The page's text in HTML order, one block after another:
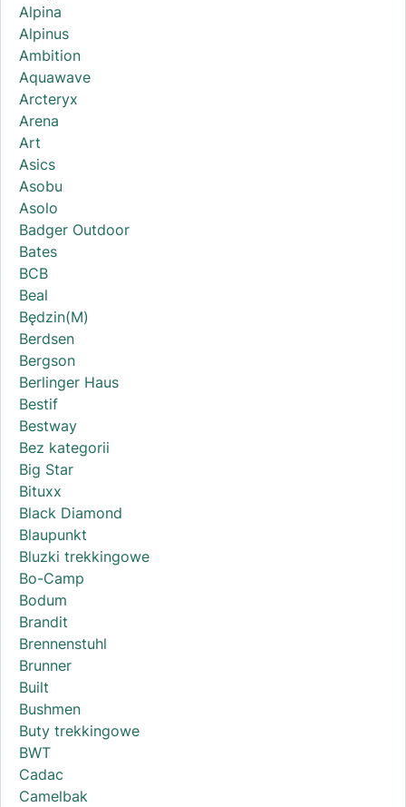
Alpina
Alpinus
Ambition
Aquawave
Arcteryx
Arena
Art
Asics
Asobu
Asolo
Badger Outdoor
Bates
BCB
Beal
Będzin(M)
Berdsen
Bergson
Berlinger Haus
Bestif
Bestway
Bez kategorii
Big Star
Bituxx
Black Diamond
Blaupunkt
Bluzki trekkingowe
Bo-Camp
Bodum
Brandit
Brennenstuhl
Brunner
Built
Bushmen
Buty trekkingowe
BWT
Cadac
Camelbak